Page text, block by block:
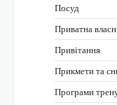
Посуд
Приватна
Привітання
Прикмети та
Програми